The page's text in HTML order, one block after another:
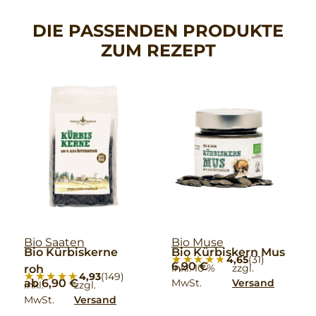
DIE PASSENDEN PRODUKTE
ZUM REZEPT
Bio Saaten
Bio Kürbiskerne
roh
★★★★★
★★★★★4,93(149)
ab6,90 €
inkl.
MwSt.
zzgl.
Versand
Bio Muse
Bio Kürbiskern Mus
★★★★★
★★★★★4,65(31)
6,90€
inkl. 10 %
MwSt.
zzgl.
Versand